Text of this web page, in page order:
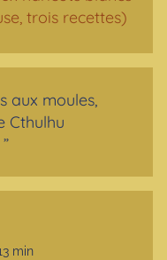
trois recettes)
aux moules,
Cthulhu
”
min